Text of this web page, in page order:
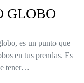
GLOBO
es un punto que
en tus prendas. Es
tener…